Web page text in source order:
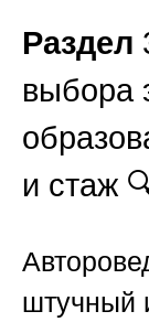
Раздел
выбора
и стаж
штучный